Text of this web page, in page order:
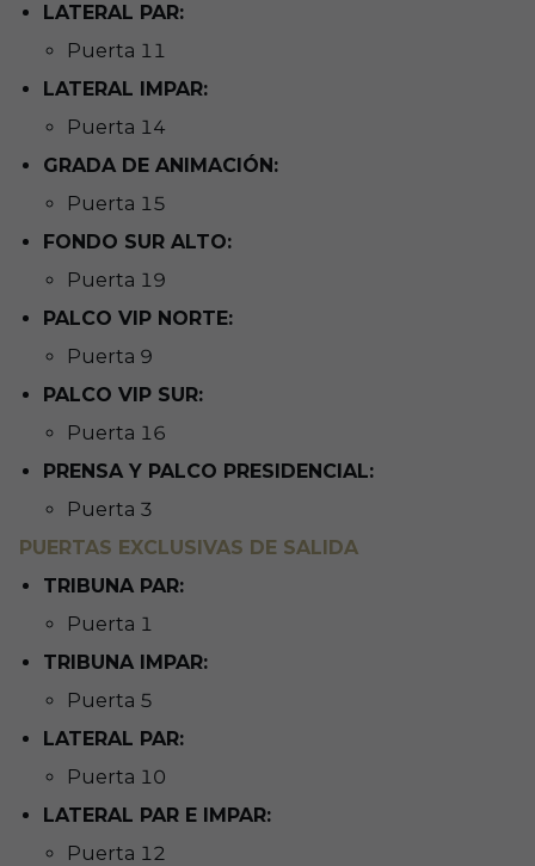
LATERAL PAR:
Puerta 11
LATERAL IMPAR:
Puerta 14
GRADA DE ANIMACIÓN:
Puerta 15
FONDO SUR ALTO:
Puerta 19
PALCO VIP NORTE:
Puerta 9
PALCO VIP SUR:
Puerta 16
PRENSA Y PALCO PRESIDENCIAL:
Puerta 3
PUERTAS EXCLUSIVAS DE SALIDA
TRIBUNA PAR:
Puerta 1
TRIBUNA IMPAR:
Puerta 5
LATERAL PAR:
Puerta 10
LATERAL PAR E IMPAR:
Puerta 12